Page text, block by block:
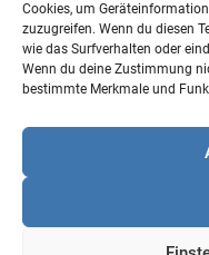
Cookies, um
zuzugreifen. Wenn du diesen
wie das Surfverhalten oder
Wenn du deine Zustimmung
bestimmte Merkmale und
Fax +49 231 952052-60
e-Mail info@uv-do.de
Internet www.uv-do.de
Impressum